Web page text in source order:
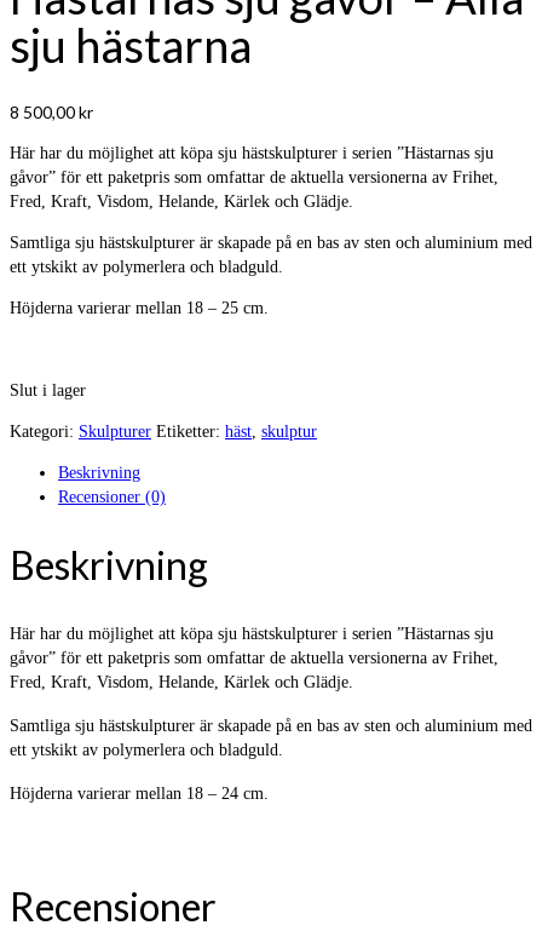
sju hästarna
8 500,00kr
Här har du möjlighet att köpa sju hästskulpturer i serien ”Hästarnas sju
gåvor” för ett paketpris som omfattar de aktuella versionerna av Frihet,
Fred, Kraft, Visdom, Helande, Kärlek och Glädje.
Samtliga sju hästskulpturer är skapade på en bas av sten och aluminium med
ett ytskikt av polymerlera och bladguld.
Höjderna varierar mellan 18 – 25 cm.
Slut i lager
Kategori: Skulpturer Etiketter: häst skulptur
Beskrivning
Recensioner (0)
Beskrivning
Här har du möjlighet att köpa sju hästskulpturer i serien ”Hästarnas sju
gåvor” för ett paketpris som omfattar de aktuella versionerna av Frihet,
Fred, Kraft, Visdom, Helande, Kärlek och Glädje.
Samtliga sju hästskulpturer är skapade på en bas av sten och aluminium med
ett ytskikt av polymerlera och bladguld.
Höjderna varierar mellan 18 – 24 cm.
Recensioner